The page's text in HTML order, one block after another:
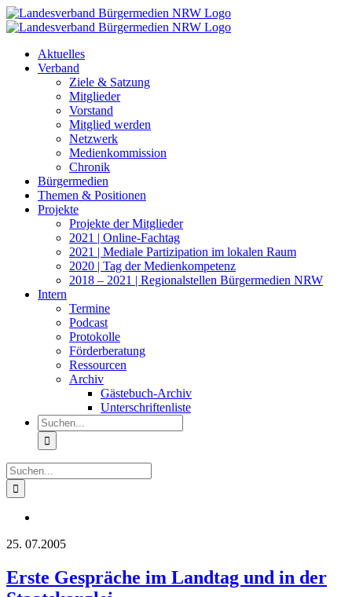
Zum
Inhalt
Aktuelles
Verband
Ziele & Satzung
Mitglieder
Vorstand
Mitglied werden
Netzwerk
Medienkommission
Chronik
Bürgermedien
Themen & Positionen
Projekte
Projekte der Mitglieder
2021 | Online-Fachtag
2021 | Mediale Partizipation im lokalen Raum
2020 | Tag der Medienkompetenz
2018 – 2021 | Regionalstellen Bürgermedien NRW
Intern
Termine
Podcast
Protokolle
Förderberatung
Ressourcen
Archiv
Gästebuch-Archiv
Unterschriftenliste
Suche
nach:
Suche
nach:
25. 07.2005
Erste Gespräche im Landtag und in der